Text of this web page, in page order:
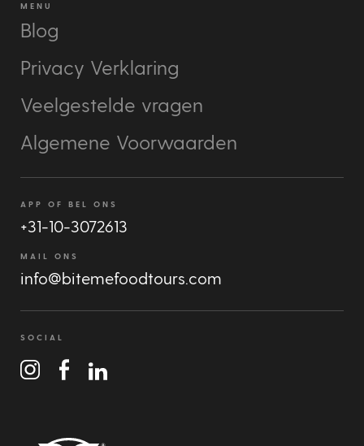
MENU
Blog
Privacy Verklaring
Veelgestelde vragen
Algemene Voorwaarden
APP OF BEL ONS
+31-10-3072613
MAIL ONS
info@bitemefoodtours.com
SOCIAL